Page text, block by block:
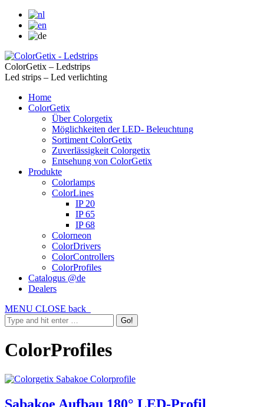
ColorGetix – Ledstrips
Led strips – Led verlichting
Home
ColorGetix
Über Colorgetix
Möglichkeiten der LED- Beleuchtung
Sortiment ColorGetix
Zuverlässigkeit Colorgetix
Entsehung von ColorGetix
Produkte
Colorlamps
ColorLines
IP 20
IP 65
IP 68
Colorneon
ColorDrivers
ColorControllers
ColorProfiles
Catalogus @de
Dealers
MENU CLOSE back
ColorProfiles
Sabakoe Aufbau 180° LED-Profil